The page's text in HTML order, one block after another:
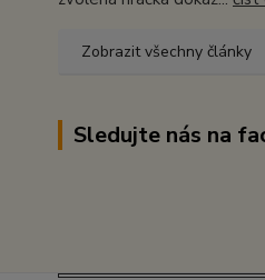
Zobrazit všechny články
Sledujte nás na